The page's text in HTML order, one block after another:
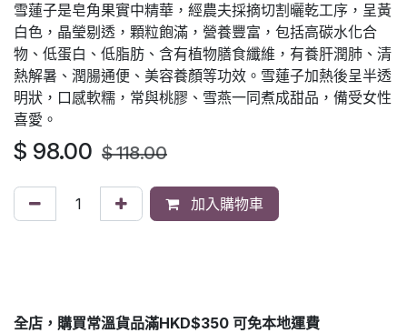
雪蓮子是皂角果實中精華，經農夫採摘切割曬乾工序，呈黃
白色，晶瑩剔透，顆粒飽滿，營養豐富，包括高碳水化合
物、低蛋白、低脂肪、含有植物膳食纖維，有養肝潤肺、清
熱解暑、潤腸通便、美容養顏等功效。雪蓮子加熱後呈半透
明狀，口感軟糯，常與桃膠、雪燕一同煮成甜品，備受女性
喜愛。
$ 98.00 $118.00
加入購物車
全店，購買常溫貨品滿HKD$350 可免本地運費